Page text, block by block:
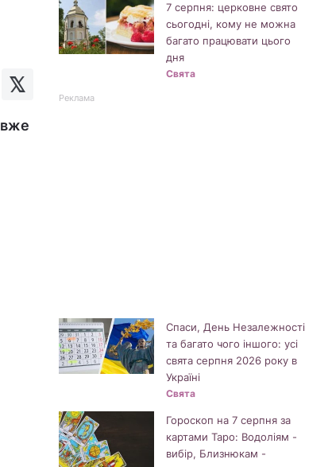
вже
7 серпня: церковне свято
сьогодні, кому не можна
багато працювати цього
дня
Свята
Реклама
Спаси, День Незалежності
та багато чого іншого: усі
свята серпня 2026 року в
Україні
Свята
Гороскоп на 7 серпня за
картами Таро: Водоліям -
вибір, Близнюкам -